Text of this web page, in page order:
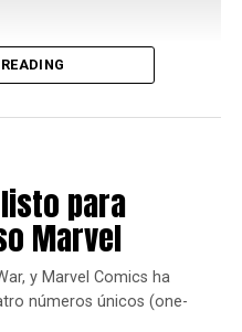
para
Marvel
y Marvel Comics ha
números únicos (one-